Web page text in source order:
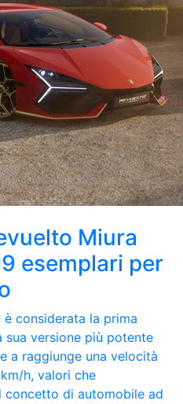
Miura
esemplari per
è considerata la prima
sua versione più potente
a raggiunge una velocità
h, valori che
di automobile ad